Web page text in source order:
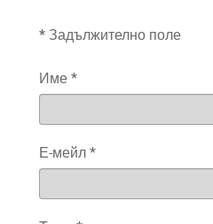
* Задължително поле
Име *
Е-мейл *